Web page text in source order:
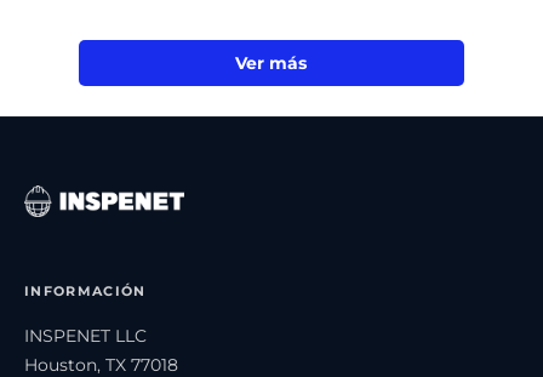
Ver más
INFORMACIÓN
INSPENET LLC
Houston, TX 77018